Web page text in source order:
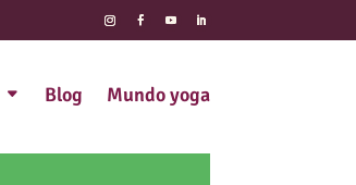
Blog Mundo yoga